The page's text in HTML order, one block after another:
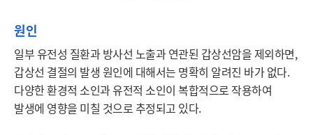
원인
일부 유전성 질환과 방사선 노출과 연관된 갑상선암을 제외하면,
갑상선 결절의 발생 원인에 대해서는 명확히 알려진 바가 없다.
다양한 환경적 소인과 유전적 소인이 복합적으로 작용하여
발생에 영향을 미칠 것으로 추정되고 있다.